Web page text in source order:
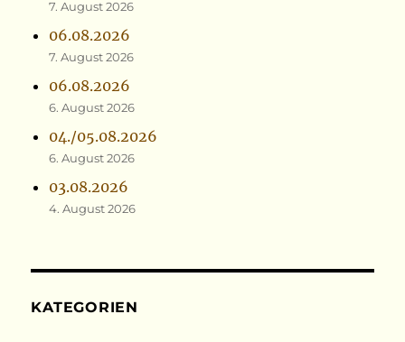
7. August 2026
06.08.2026
7. August 2026
06.08.2026
6. August 2026
04./05.08.2026
6. August 2026
03.08.2026
4. August 2026
KATEGORIEN